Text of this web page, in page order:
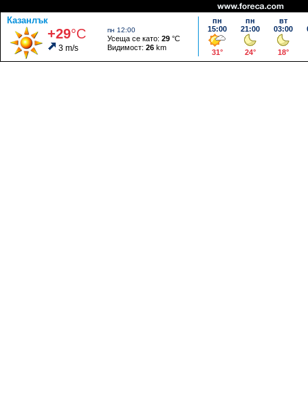
Казанлък
+29°C
3 m/s
пн 12:00
Усеща се като: 29 °C
Видимост: 26 km
пн
15:00
31°
пн
21:00
24°
вт
03:00
18°